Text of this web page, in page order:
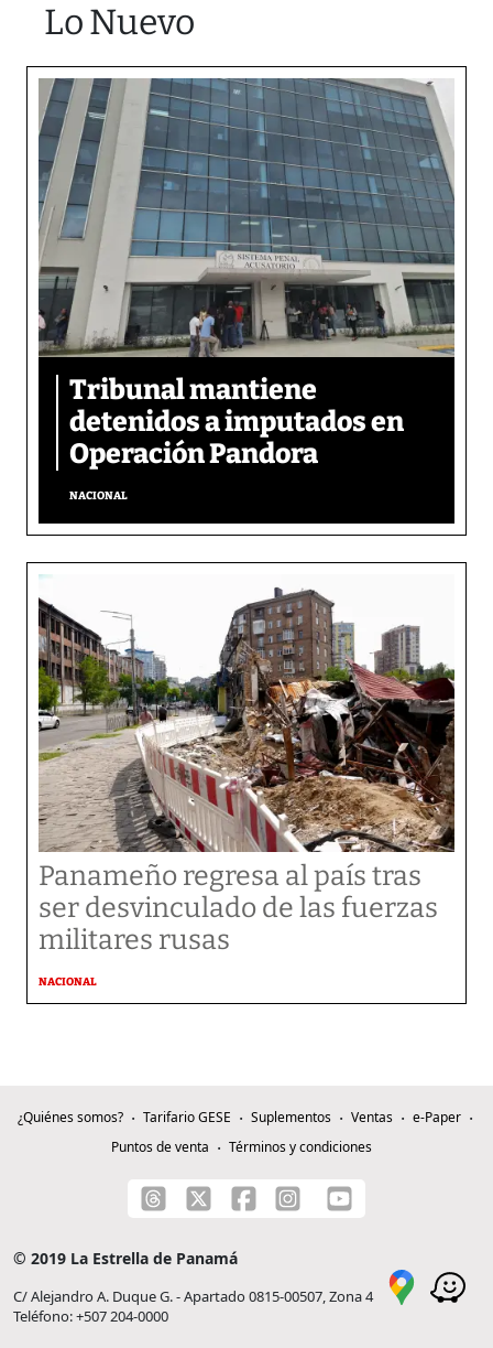
Lo Nuevo
Tribunal mantiene
detenidos a imputados en
Operación Pandora
NACIONAL
Panameño regresa al país tras
ser desvinculado de las fuerzas
militares rusas
NACIONAL
¿Quiénes somos? Tarifario GESE Suplementos Ventas
e-Paper
Puntos de venta
Términos y condiciones
© 2019 La Estrella de Panamá
C/ Alejandro A. Duque G. - Apartado 0815-00507, Zona 4
Teléfono: +507 204-0000